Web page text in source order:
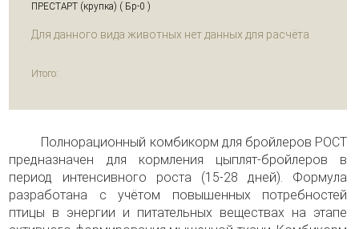
ПРЕСТАРТ (крупка) ( Бр-0 )
Для данного вида животных нет данных для расчёта
Итого:
Полнорационный комбикорм для бройлеров РОСТ
предназначен для кормления цыплят-бройлеров в
период интенсивного роста (15-28 дней). Формула
разработана с учётом повышенных потребностей
птицы в энергии и питательных веществах на этапе